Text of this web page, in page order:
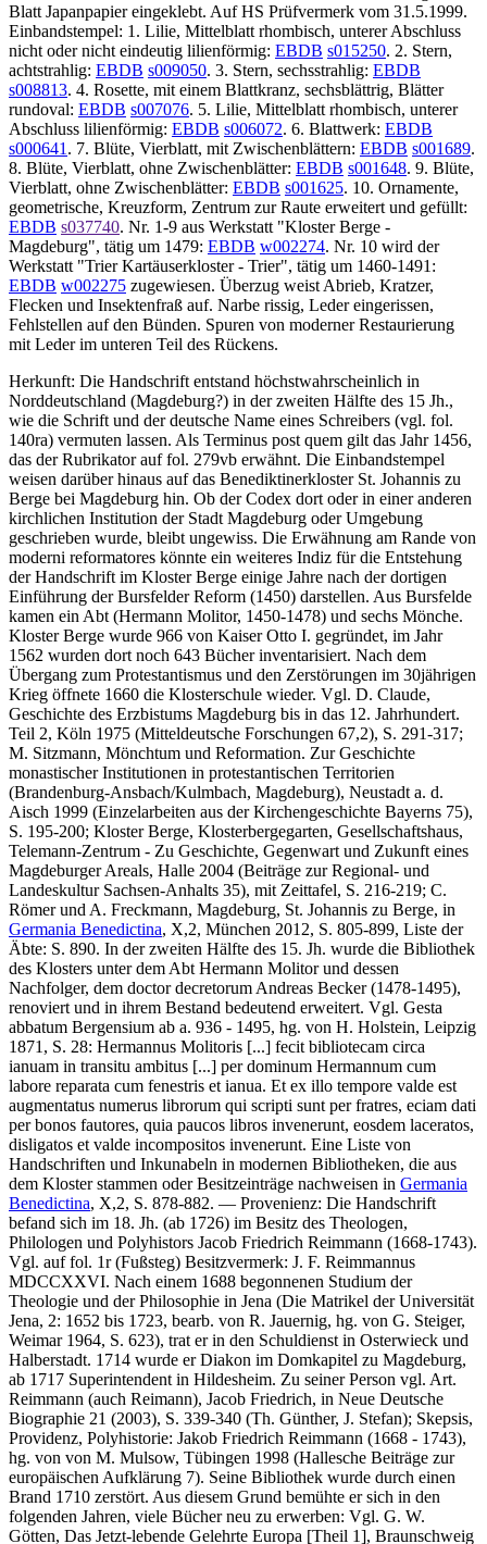
Blatt Japanpapier eingeklebt. Auf HS Prüfvermerk vom 31.5.1999.
Einbandstempel: 1. Lilie, Mittelblatt rhombisch, unterer Abschluss
nicht oder nicht eindeutig lilienförmig: EBDB s015250. 2. Stern,
achtstrahlig: EBDB s009050. 3. Stern, sechsstrahlig: EBDB
s008813. 4. Rosette, mit einem Blattkranz, sechsblättrig, Blätter
rundoval: EBDB s007076. 5. Lilie, Mittelblatt rhombisch, unterer
Abschluss lilienförmig: EBDB s006072. 6. Blattwerk: EBDB
s000641 . 7. Blüte, Vierblatt, mit Zwischenblättern: EBDB s001689.
8. Blüte, Vierblatt, ohne Zwischenblätter: EBDB s001648. 9. Blüte,
Vierblatt, ohne Zwischenblätter: EBDB s001625. 10. Ornamente,
geometrische, Kreuzform, Zentrum zur Raute erweitert und gefüllt:
EBDB s037740. Nr. 1-9 aus Werkstatt "Kloster Berge -
Magdeburg", tätig um 1479: EBDB w002274. Nr. 10 wird der
Werkstatt "Trier Kartäuserkloster - Trier", tätig um 1460-1491:
EBDB w002275 zugewiesen. Überzug weist Abrieb, Kratzer,
Flecken und Insektenfraß auf. Narbe rissig, Leder eingerissen,
Fehlstellen auf den Bünden. Spuren von moderner Restaurierung
mit Leder im unteren Teil des Rückens.
Herkunft: Die Handschrift entstand höchstwahrscheinlich in
Norddeutschland (Magdeburg?) in der zweiten Hälfte des 15 Jh.,
wie die Schrift und der deutsche Name eines Schreibers (vgl. fol.
140ra) vermuten lassen. Als Terminus post quem gilt das Jahr 1456,
das der Rubrikator auf fol. 279vb erwähnt. Die Einbandstempel
weisen darüber hinaus auf das Benediktinerkloster St. Johannis zu
Berge bei Magdeburg hin. Ob der Codex dort oder in einer anderen
kirchlichen Institution der Stadt Magdeburg oder Umgebung
geschrieben wurde, bleibt ungewiss. Die Erwähnung am Rande von
moderni reformatores könnte ein weiteres Indiz für die Entstehung
der Handschrift im Kloster Berge einige Jahre nach der dortigen
Einführung der Bursfelder Reform (1450) darstellen. Aus Bursfelde
kamen ein Abt (Hermann Molitor, 1450-1478) und sechs Mönche.
Kloster Berge wurde 966 von Kaiser Otto I. gegründet, im Jahr
1562 wurden dort noch 643 Bücher inventarisiert. Nach dem
Übergang zum Protestantismus und den Zerstörungen im 30jährigen
Krieg öffnete 1660 die Klosterschule wieder. Vgl. D. Claude,
Geschichte des Erzbistums Magdeburg bis in das 12. Jahrhundert.
Teil 2, Köln 1975 (Mitteldeutsche Forschungen 67,2), S. 291-317;
M. Sitzmann, Mönchtum und Reformation. Zur Geschichte
monastischer Institutionen in protestantischen Territorien
(Brandenburg-Ansbach/Kulmbach, Magdeburg), Neustadt a. d.
Aisch 1999 (Einzelarbeiten aus der Kirchengeschichte Bayerns 75),
S. 195-200; Kloster Berge, Klosterbergegarten, Gesellschaftshaus,
Telemann-Zentrum - Zu Geschichte, Gegenwart und Zukunft eines
Magdeburger Areals, Halle 2004 (Beiträge zur Regional- und
Landeskultur Sachsen-Anhalts 35), mit Zeittafel, S. 216-219; C.
Römer und A. Freckmann, Magdeburg, St. Johannis zu Berge, in
Germania Benedictina, X,2, München 2012, S. 805-899, Liste der
Äbte: S. 890. In der zweiten Hälfte des 15. Jh. wurde die Bibliothek
des Klosters unter dem Abt Hermann Molitor und dessen
Nachfolger, dem doctor decretorum Andreas Becker (1478-1495),
renoviert und in ihrem Bestand bedeutend erweitert. Vgl. Gesta
abbatum Bergensium ab a. 936 - 1495, hg. von H. Holstein, Leipzig
1871, S. 28: Hermannus Molitoris [...] fecit bibliotecam circa
ianuam in transitu ambitus [...] per dominum Hermannum cum
labore reparata cum fenestris et ianua. Et ex illo tempore valde est
augmentatus numerus librorum qui scripti sunt per fratres, eciam dati
per bonos fautores, quia paucos libros invenerunt, eosdem laceratos,
disligatos et valde incompositos invenerunt. Eine Liste von
Handschriften und Inkunabeln in modernen Bibliotheken, die aus
dem Kloster stammen oder Besitzeinträge nachweisen in Germania
Benedictina, X,2, S. 878-882. — Provenienz: Die Handschrift
befand sich im 18. Jh. (ab 1726) im Besitz des Theologen,
Philologen und Polyhistors Jacob Friedrich Reimmann (1668-1743).
Vgl. auf fol. 1r (Fußsteg) Besitzvermerk: J. F. Reimmannus
MDCCXXVI. Nach einem 1688 begonnenen Studium der
Theologie und der Philosophie in Jena (Die Matrikel der Universität
Jena, 2: 1652 bis 1723, bearb. von R. Jauernig, hg. von G. Steiger,
Weimar 1964, S. 623), trat er in den Schuldienst in Osterwieck und
Halberstadt. 1714 wurde er Diakon im Domkapitel zu Magdeburg,
ab 1717 Superintendent in Hildesheim. Zu seiner Person vgl. Art.
Reimmann (auch Reimann), Jacob Friedrich, in Neue Deutsche
Biographie 21 (2003), S. 339-340 (Th. Günther, J. Stefan); Skepsis,
Providenz, Polyhistorie: Jakob Friedrich Reimmann (1668 - 1743),
hg. von von M. Mulsow, Tübingen 1998 (Hallesche Beiträge zur
europäischen Aufklärung 7). Seine Bibliothek wurde durch einen
Brand 1710 zerstört. Aus diesem Grund bemühte er sich in den
folgenden Jahren, viele Bücher neu zu erwerben: Vgl. G. W.
Götten, Das Jetzt-lebende Gelehrte Europa [Theil 1], Braunschweig